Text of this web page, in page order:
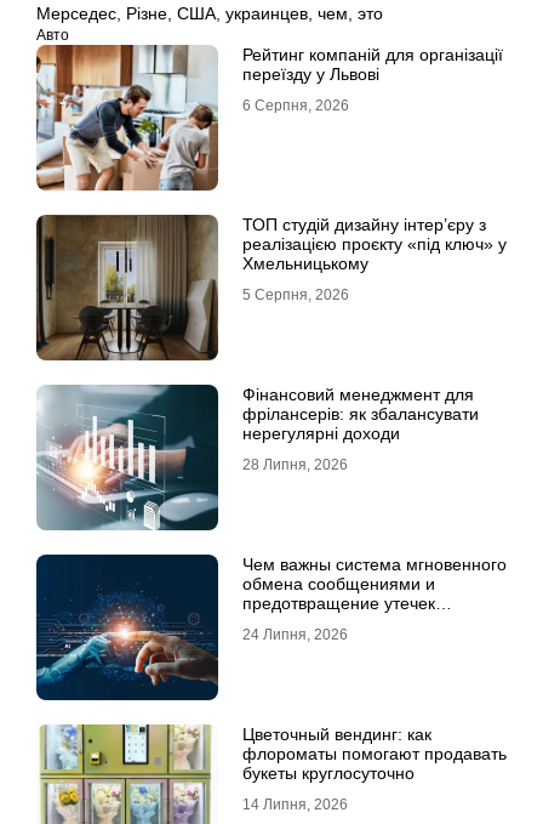
Мерседес Різне США украинцев чем это
Авто
Рейтинг компаній для організації
переїзду у Львові
6 Серпня, 2026
ТОП студій дизайну інтер’єру з
реалізацією проєкту «під ключ» у
Хмельницькому
5 Серпня, 2026
Фінансовий менеджмент для
фрілансерів: як збалансувати
нерегулярні доходи
28 Липня, 2026
Чем важны система мгновенного
обмена сообщениями и
предотвращение утечек
24 Липня, 2026
Цветочный вендинг: как
флороматы помогают продавать
букеты круглосуточно
14 Липня, 2026